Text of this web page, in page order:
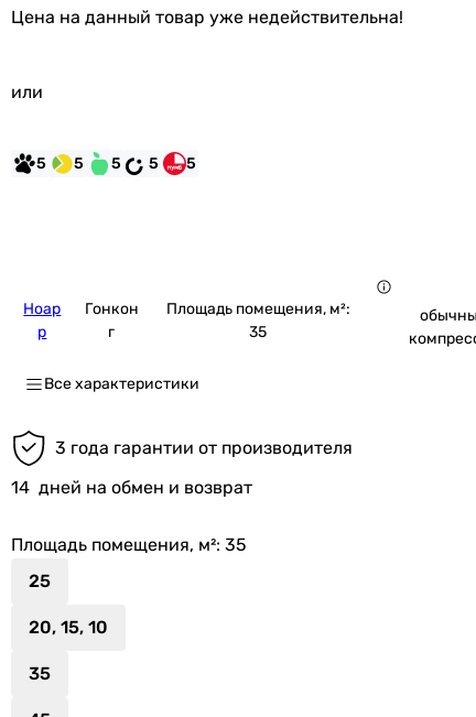
Цена на данный товар уже недействительна!
или
5 5 5 5 5
Hoap
p
Гонкон
г
Площадь помещения, м²:
35
Все характеристики
3 года гарантии от производителя
14 дней на обмен и возврат
Площадь помещения, м²: 35
25
20, 15, 10
35